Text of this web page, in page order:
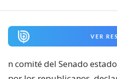
VER
n comité del Senado